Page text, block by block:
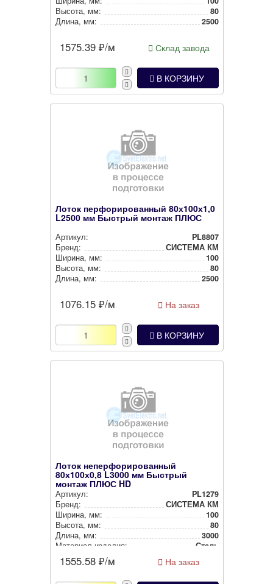
Высота, мм:
80
Длина, мм:
2500
1575.39 ₽/м Склад завода
В КОРЗИНУ
Лоток перфорированный 80х100х1,0
L2500 мм Быстрый монтаж ПЛЮС
Артикул:
PL8807
Бренд:
СИСТЕМА КМ
Ширина, мм:
100
Высота, мм:
80
Длина, мм:
2500
1076.15 ₽/м На заказ
В КОРЗИНУ
Лоток неперфорированный
80х100х0,8 L3000 мм Быстрый
монтаж ПЛЮС HD
Артикул:
PL1279
Бренд:
СИСТЕМА КМ
Ширина, мм:
100
Высота, мм:
80
Длина, мм:
3000
Материал изделия:
Сталь
1555.58 ₽/м На заказ